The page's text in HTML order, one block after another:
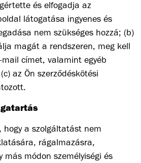
és elfogadja az
látogatása ingyenes és
nem szükséges hozzá; (b)
magát a rendszeren, meg kell
mail címet, valamint egyéb
az Ön szerződéskötési
hogy a szolgáltatást nem
rágalmazásra,
más módon személyiségi és